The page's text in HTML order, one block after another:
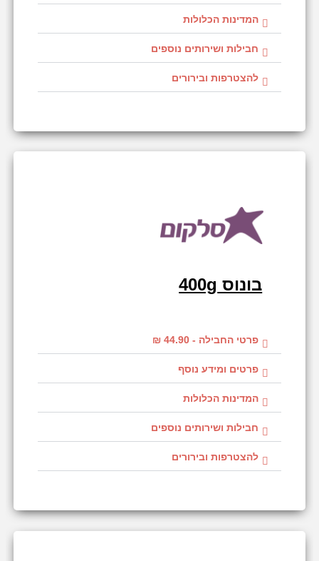
המדינות הכלולות
חבילות ושירותים נוספים
להצטרפות ובירורים
בונוס 400g
פרטי החבילה - 44.90 ₪
פרטים ומידע נוסף
המדינות הכלולות
חבילות ושירותים נוספים
להצטרפות ובירורים